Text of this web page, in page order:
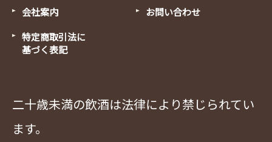
会社案内
お問い合わせ
特定商取引法に
基づく表記
二十歳未満の飲酒は法律により禁じられてい
ます。